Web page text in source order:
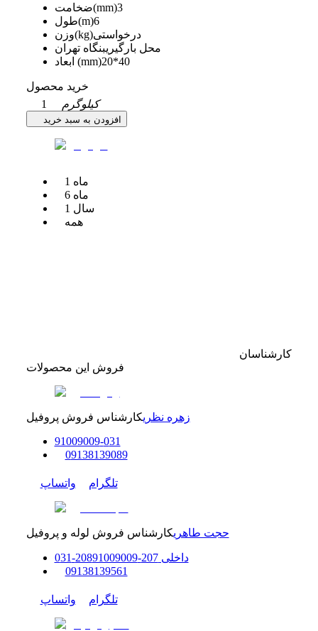
ضخامت(mm)3
طول(m)6
وزن(kg)درخواستی
محل بارگیریبنگاه تهران
ابعاد (mm)20*40
خرید محصول
1
کیلوگرم
افزودن به سبد خرید
1 ماه
6 ماه
1 سال
همه
کارشناسان
فروش این محصولات
زهره نظریکارشناس فروش پروفیل
91009009-031
09138139089
تلگرام واتساپ
حجت طاهریکارشناس فروش لوله و پروفیل
داخلی207-208
91009009
-
031
09138139561
تلگرام واتساپ